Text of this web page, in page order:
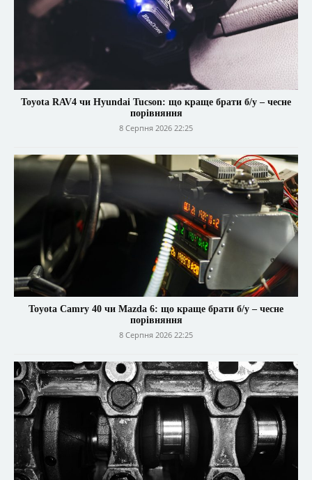
Toyota RAV4 чи Hyundai Tucson: що краще брати б/у – чесне
порівняння
8 Серпня 2026 22:25
Toyota Camry 40 чи Mazda 6: що краще брати б/у – чесне
порівняння
8 Серпня 2026 22:25